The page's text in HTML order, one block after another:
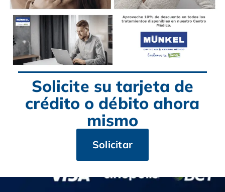
Solicite su tarjeta de
crédito o débito ahora
mismo
Solicitar